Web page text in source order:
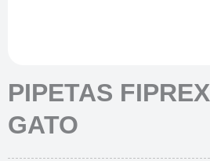
PIPETAS FIPREX
GATO